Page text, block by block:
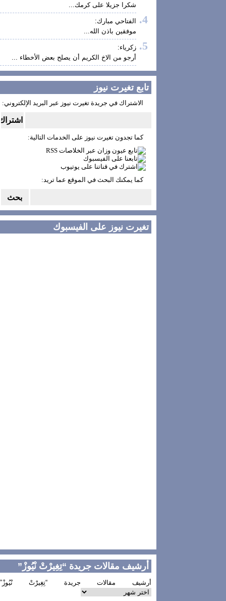
شكرا جزيلا على كرمك...
الفتاحي مبارك:
موفقين باذن الله...
زكرياء:
أرجو من الاخ الكريم أن يصلح بعض الأخطاء ...
تابع تغيرت نيوز
الاشتراك في جريدة تغيرت نيوز عبر البريد الإلكتروني:
كما تجدون تغيرت نيوز على الخدمات التالية:
كما يمكنك البحث في الموقع عما تريد:
تغيرت نيوز على الفيسبوك
أرشيف مقالات جريدة “تِغِيرْتْ نْيُوزْ”
أرشيف مقالات جريدة “تِغِيرْتْ نْيُوزْ”